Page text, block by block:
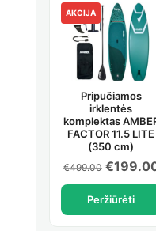
AKCIJA
Pripučiamos
irklentės
komplektas
FACTOR 11.5 LITE
(350 cm)
€499.00 Original
price
was:
€
Peržiūrėti